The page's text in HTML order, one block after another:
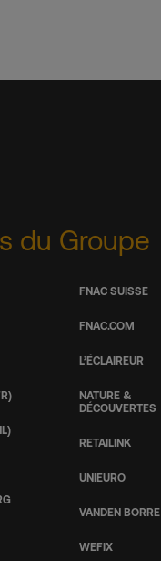
du Groupe
FNAC SUISSE
FNAC.COM
L’ÉCLAIREUR
NATURE &
DÉCOUVERTES
RETAILINK
UNIEURO
VANDEN BORRE
WEFIX